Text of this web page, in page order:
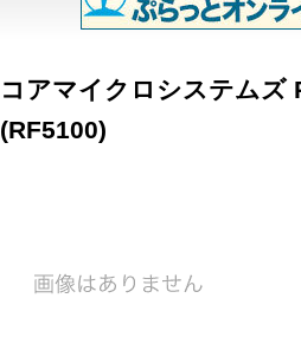
コアマイクロシステムズ
(RF5100)